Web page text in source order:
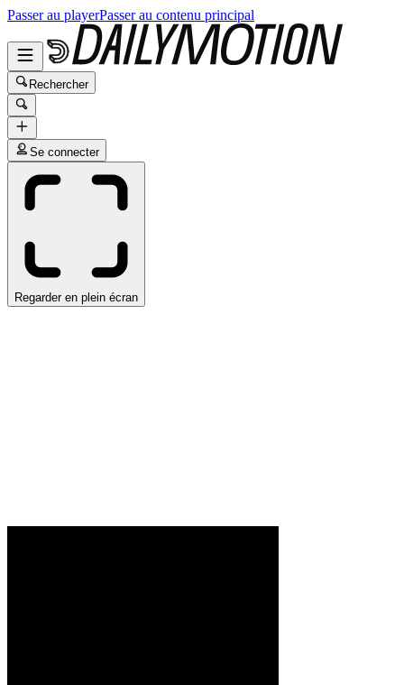
Passer au playerPasser au contenu principal
Rechercher
Se connecter
Regarder en plein écran